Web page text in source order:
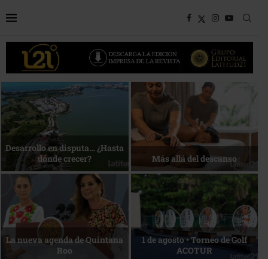
Bottega, un viaje servido a la
mesa
Energía que Impulsa la
competitividad
Reconocimiento de viajeros La esencia del servicio